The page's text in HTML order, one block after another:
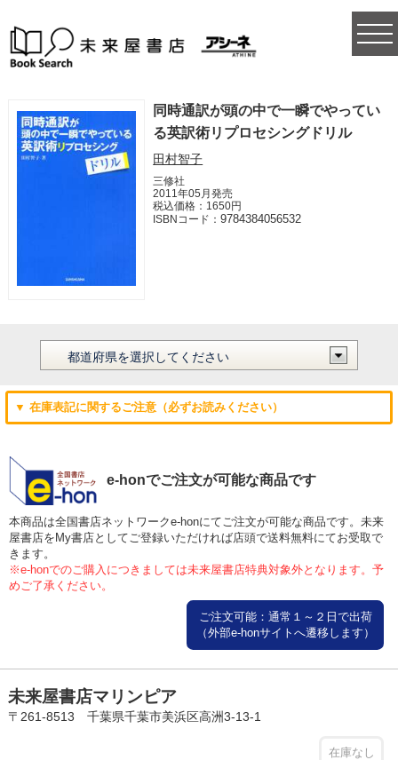
同時通訳が頭の中で一瞬でやってい
る英訳術リプロセシングドリル
田村智子
三修社
2011年05月発売
税込価格：1650円
ISBNコード：9784384056532
▼ 在庫表記に関するご注意（必ずお読みください）
e-honでご注文が可能な商品です
本商品は全国書店ネットワークe-honにてご注文が可能な商品です。未来
屋書店をMy書店としてご登録いただければ店頭で送料無料にてお受取で
きます。
※e-honでのご購入につきましては未来屋書店特典対象外となります。予
めご了承ください。
ご注文可能：通常１～２日で出荷
（外部e-honサイトへ遷移します）
未来屋書店マリンピア
〒261-8513 千葉県千葉市美浜区高洲3-13-1
在庫なし